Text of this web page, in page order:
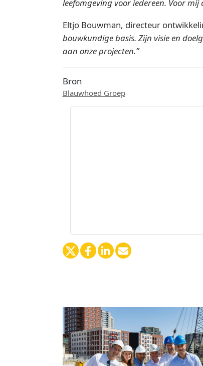
leefomgeving voor iedereen. Voor
Eltjo Bouwman, directeur
bouwkundige basis. Zijn visie en
aan onze projecten.”
Bron
Blauwhoed Groep